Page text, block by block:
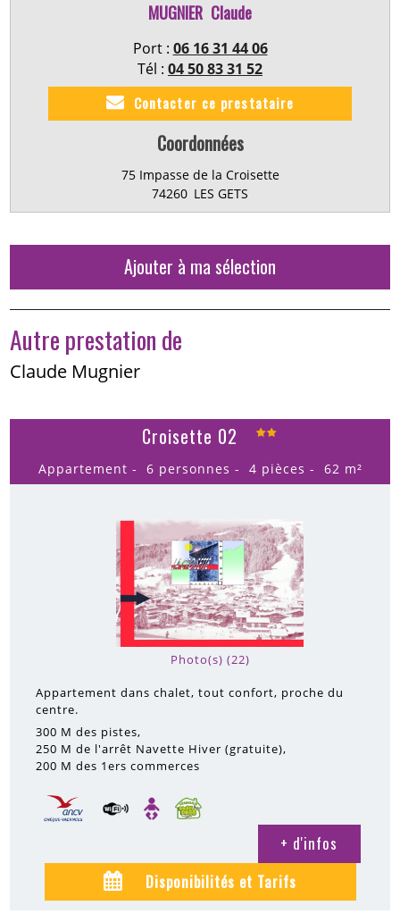
MUGNIER Claude
Contacter ce prestataire
Port : 06 16 31 44 06
Tél : 04 50 83 31 52
Coordonnées
75 Impasse de la Croisette
74260 LES GETS
Ajouter à ma sélection
Autre prestation de
Claude Mugnier
Photo(s) (22)
Croisette 02
Appartement 6 personnes 4 pièces 62 m²
Appartement dans chalet, tout confort, proche du
centre.
300 M des pistes
250 M de l'arrêt Navette Hiver (gratuite)
200 M des 1ers commerces
+ d'infos
Disponibilités et Tarifs